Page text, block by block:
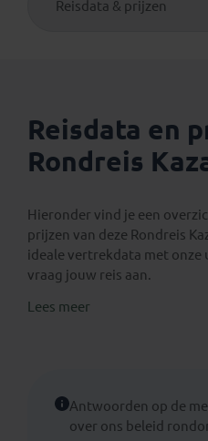
Reisdata & prijzen
Reisdata en
Rondreis
Hieronder vind je een
prijzen van deze Rondreis
ideale vertrekdata met onze
vraag jouw reis aan.
Lees meer
Antwoorden op de
over ons beleid